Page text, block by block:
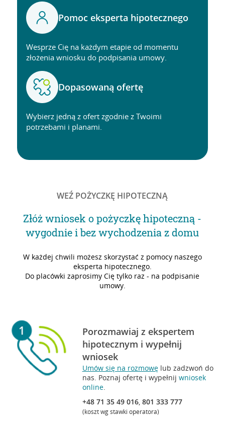
Pomoc eksperta hipotecznego
Wesprze Cię na każdym etapie od momentu
złożenia wniosku do podpisania umowy.
Dopasowaną ofertę
Wybierz jedną z ofert zgodnie z Twoimi
potrzebami i planami.
WEŹ POŻYCZKĘ HIPOTECZNĄ
Złóż wniosek o pożyczkę hipoteczną -
wygodnie i bez wychodzenia z domu
W każdej chwili możesz skorzystać z pomocy naszego
eksperta hipotecznego.
Do placówki zaprosimy Cię tylko raz - na podpisanie
umowy.
Porozmawiaj z ekspertem
hipotecznym i wypełnij
wniosek
Umów się na rozmowęlub zadzwoń do
nas. Poznaj ofertę i wypełnij wniosek
online.
+48 71 35 49 016, 801 333 777
(koszt wg stawki operatora)